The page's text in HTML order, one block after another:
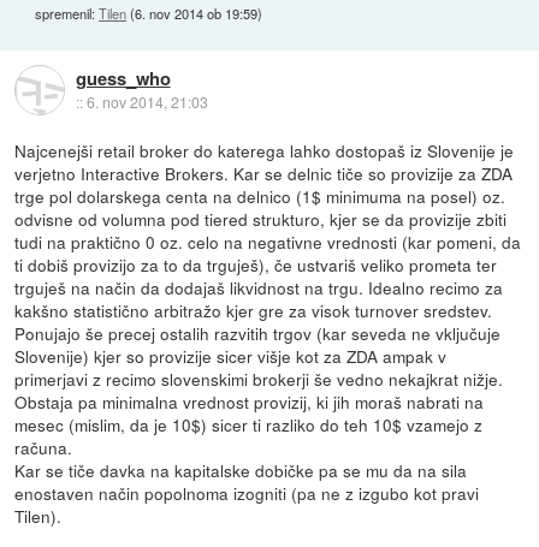
spremenil:Tilen(6. nov 2014 ob 19:59)
guess_who
::6. nov 2014, 21:03
Najcenejši retail broker do katerega lahko dostopaš iz Slovenije je
verjetno Interactive Brokers. Kar se delnic tiče so provizije za ZDA
trge pol dolarskega centa na delnico (1$ minimuma na posel) oz.
odvisne od volumna pod tiered strukturo, kjer se da provizije zbiti
tudi na praktično 0 oz. celo na negativne vrednosti (kar pomeni, da
ti dobiš provizijo za to da trguješ), če ustvariš veliko prometa ter
trguješ na način da dodajaš likvidnost na trgu. Idealno recimo za
kakšno statistično arbitražo kjer gre za visok turnover sredstev.
Ponujajo še precej ostalih razvitih trgov (kar seveda ne vključuje
Slovenije) kjer so provizije sicer višje kot za ZDA ampak v
primerjavi z recimo slovenskimi brokerji še vedno nekajkrat nižje.
Obstaja pa minimalna vrednost provizij, ki jih moraš nabrati na
mesec (mislim, da je 10$) sicer ti razliko do teh 10$ vzamejo z
računa.
Kar se tiče davka na kapitalske dobičke pa se mu da na sila
enostaven način popolnoma izogniti (pa ne z izgubo kot pravi
Tilen).